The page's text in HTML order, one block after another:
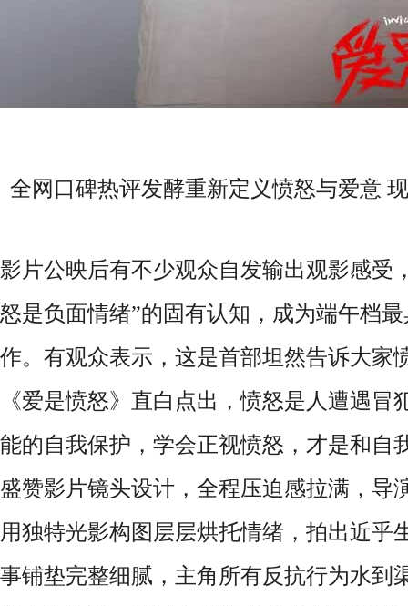
全网口碑热评发酵重新定义愤怒与爱意
影片公映后有不少观众自发输出观影感受
怒是负面情绪”的固有认知，成为端午档
作。有观众表示，这是首部坦然告诉大家
《爱是愤怒》直白点出，愤怒是人遭遇冒
能的自我保护，学会正视愤怒，才是和自
盛赞影片镜头设计，全程压迫感拉满，导
用独特光影构图层层烘托情绪，拍出近乎
事铺垫完整细腻，主角所有反抗行为水到